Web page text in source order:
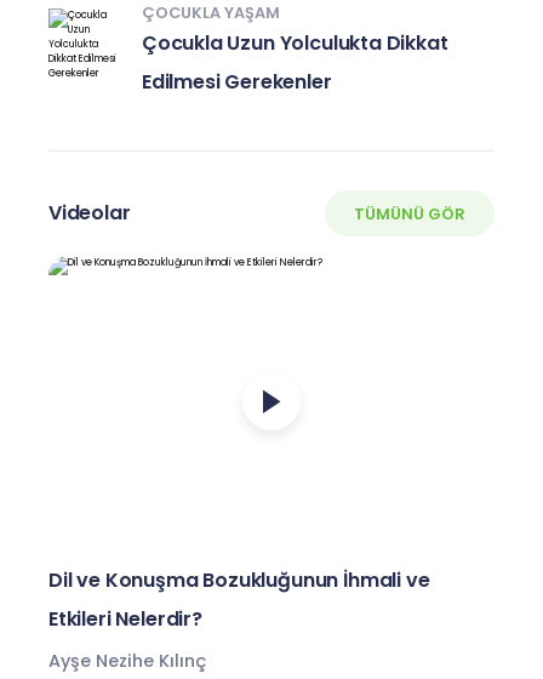
ÇOCUKLA YAŞAM
Çocukla Uzun Yolculukta Dikkat
Edilmesi Gerekenler
Videolar TÜMÜNÜ GÖR
Dil ve Konuşma Bozukluğunun İhmali ve
Etkileri Nelerdir?
Ayşe Nezihe Kılınç